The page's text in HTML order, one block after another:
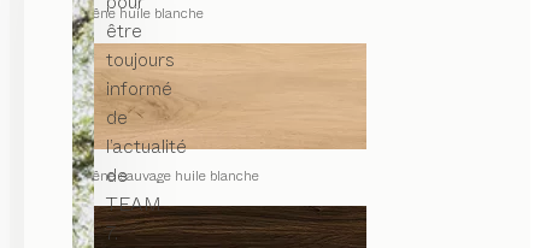
être
toujours
informé
de
l’actualité
de
TEAM
7.
chêne huile blanche
chêne sauvage huile blanche